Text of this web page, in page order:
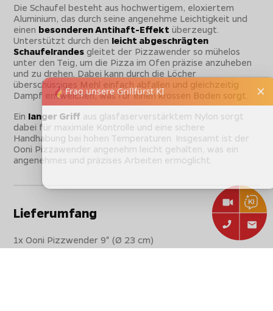
Die Schaufel besteht aus hochwertigem, eloxiertem
Aluminium, das durch seine angenehme Leichtigkeit und
einen besonderen Antihaft-Effekt überzeugt.
Unterstützt durch den leicht abgeschrägten
Schaufelrandes gleitet der Pizzawender so mühelos
unter den Teig, um die Pizza im Ofen präzise anzuheben
und zu drehen. Dabei kann durch die Löcher
überschüssiges Mehl einfach abfallen und gleichzeitig
Dampf entweichen, was für einen krossen Boden sorgt.
Ein langer Griff aus glasfaserverstärktem Nylon sorgt
dabei für maximale Kontrolle und eine sichere
Handhabung bei hohen Temperaturen. Insgesamt ist der
Ooni Pizzawender angenehm leicht gehalten, was ein
angenehmes und präzises Arbeiten ermöglicht.
Lieferumfang
1x Ooni Pizzwender 9" (Ø 23 cm)